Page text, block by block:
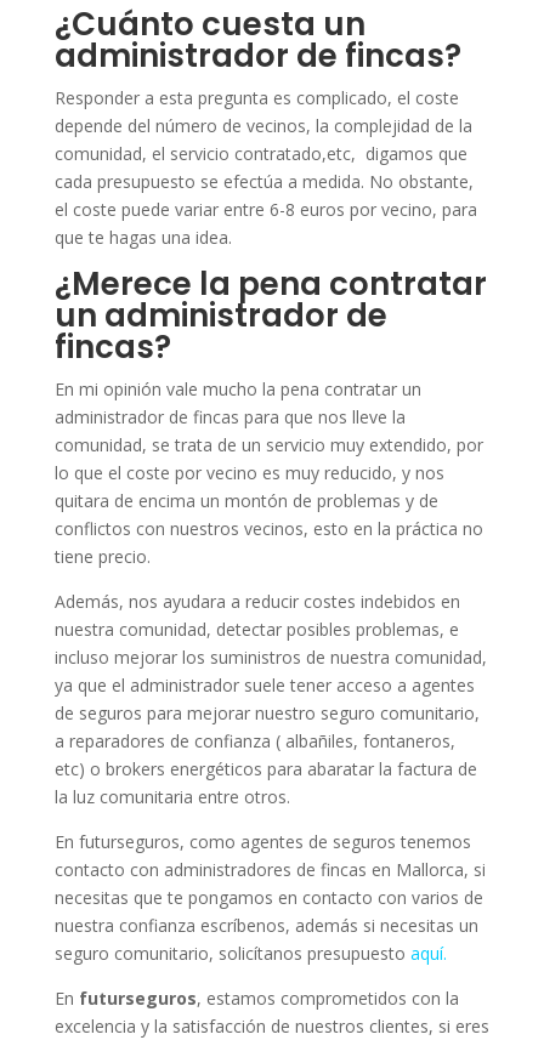
¿Cuánto cuesta un
administrador de fincas?
Responder a esta pregunta es complicado, el coste
depende del número de vecinos, la complejidad de la
comunidad, el servicio contratado,etc, digamos que
cada presupuesto se efectúa a medida. No obstante,
el coste puede variar entre 6-8 euros por vecino, para
que te hagas una idea.
¿Merece la pena contratar
un administrador de
fincas?
En mi opinión vale mucho la pena contratar un
administrador de fincas para que nos lleve la
comunidad, se trata de un servicio muy extendido, por
lo que el coste por vecino es muy reducido, y nos
quitara de encima un montón de problemas y de
conflictos con nuestros vecinos, esto en la práctica no
tiene precio.
Además, nos ayudara a reducir costes indebidos en
nuestra comunidad, detectar posibles problemas, e
incluso mejorar los suministros de nuestra comunidad,
ya que el administrador suele tener acceso a agentes
de seguros para mejorar nuestro seguro comunitario,
a reparadores de confianza ( albañiles, fontaneros,
etc) o brokers energéticos para abaratar la factura de
la luz comunitaria entre otros.
En futurseguros, como agentes de seguros tenemos
contacto con administradores de fincas en Mallorca, si
necesitas que te pongamos en contacto con varios de
nuestra confianza escríbenos, además si necesitas un
seguro comunitario, solicítanos presupuesto aquí.
En futurseguros, estamos comprometidos con la
excelencia y la satisfacción de nuestros clientes, si eres